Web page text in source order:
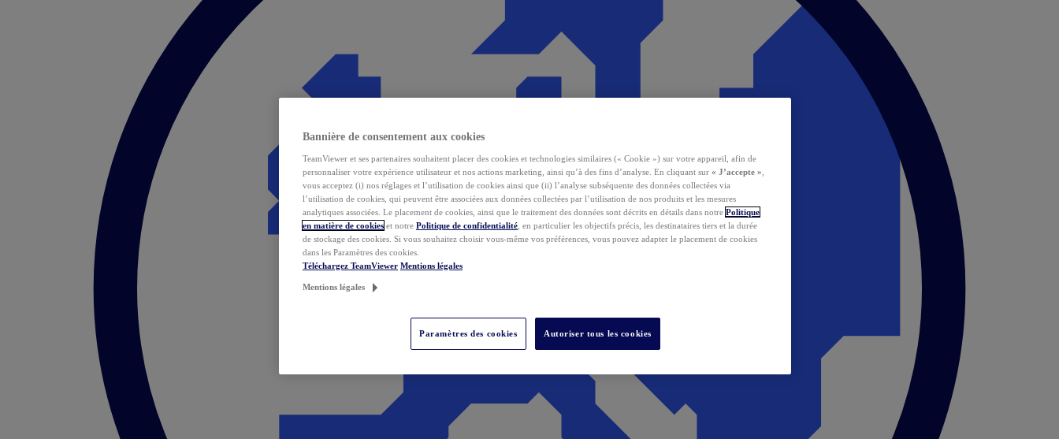
Bannière de consentement aux cookies
TeamViewer et ses partenaires souhaitent placer des cookies et technologies similaires (« Cookie ») sur votre appareil, afin de
personnaliser votre expérience utilisateur et nos actions marketing, ainsi qu’à des fins d’analyse. En cliquant sur « J’accepte »
vous acceptez (i) nos réglages et l’utilisation de cookies ainsi que (ii) l’analyse subséquente des données collectées via
l’utilisation de cookies, qui peuvent être associées aux données collectées par l’utilisation de nos produits et les mesures
analytiques associées. Le placement de cookies, ainsi que le traitement des données sont décrits en détails dans notre Politique
en matière de cookies et notre Politique de confidentialité , en particulier les objectifs précis, les destinataires tiers et la durée
de stockage des cookies. Si vous souhaitez choisir vous-même vos préférences, vous pouvez adapter le placement de cookies
dans les Paramètres des cookies.
Téléchargez TeamViewer Mentions légales
Mentions légales
Paramètres des cookies Autoriser tous les cookies